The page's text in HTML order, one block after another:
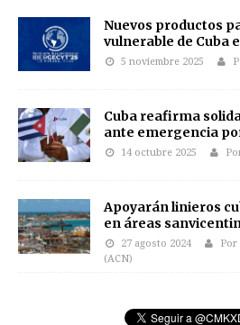
Nuevos productos
vulnerable de Cuba
5 noviembre 2025
Cuba reafirma
ante emergencia
14 octubre 2025
Apoyarán linieros
en áreas
27 agosto 2024
Por
(ACN)